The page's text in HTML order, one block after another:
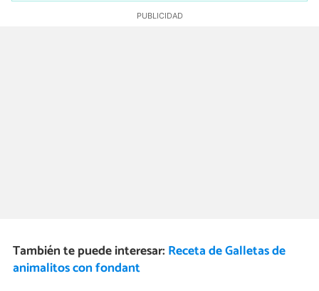
También te puede interesar: Receta de Galletas de
animalitos con fondant